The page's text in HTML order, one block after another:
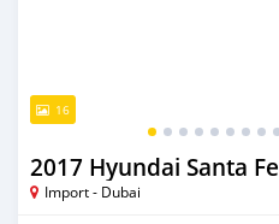
16
2017 Hyundai Santa Fe
Import - Dubai